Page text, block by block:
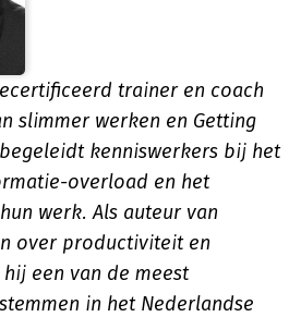
trainer en coach
slimmer werken en Getting
kenniswerkers bij het
overload en het
werk. Als auteur van
over productiviteit en
een van de meest
in het Nederlandse